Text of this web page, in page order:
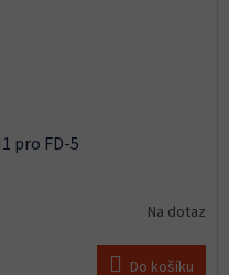
pro FD-5
Na dotaz
Do košíku